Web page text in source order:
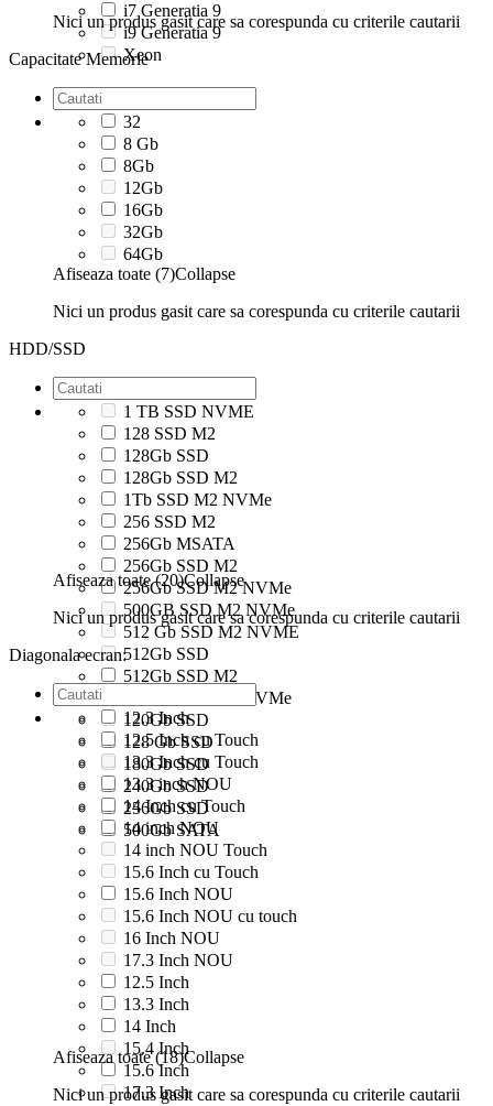
i7 Generatia 9
i9 Generatia 9
Xeon
Nici un produs gasit care sa corespunda cu criterile cautarii
Capacitate Memorie
32
8 Gb
8Gb
12Gb
16Gb
32Gb
64Gb
Afiseaza toate (7)Collapse
Nici un produs gasit care sa corespunda cu criterile cautarii
HDD/SSD
1 TB SSD NVME
128 SSD M2
128Gb SSD
128Gb SSD M2
1Tb SSD M2 NVMe
256 SSD M2
256Gb MSATA
256Gb SSD M2
256Gb SSD M2 NVMe
500GB SSD M2 NVMe
512 Gb SSD M2 NVME
512Gb SSD
512Gb SSD M2
512Gb SSD M2 NVMe
120Gb SSD
128 Gb SSD
180Gb SSD
240Gb SSD
256Gb SSD
500Gb SATA
Afiseaza toate (20)Collapse
Nici un produs gasit care sa corespunda cu criterile cautarii
Diagonala ecran:
12.3 Inch
12.5 Inch cu Touch
13.3 Inch cu Touch
13.3 inch NOU
14 Inch cu Touch
14 inch NOU
14 inch NOU Touch
15.6 Inch cu Touch
15.6 Inch NOU
15.6 Inch NOU cu touch
16 Inch NOU
17.3 Inch NOU
12.5 Inch
13.3 Inch
14 Inch
15.4 Inch
15.6 Inch
17.3 Inch
Afiseaza toate (18)Collapse
Nici un produs gasit care sa corespunda cu criterile cautarii